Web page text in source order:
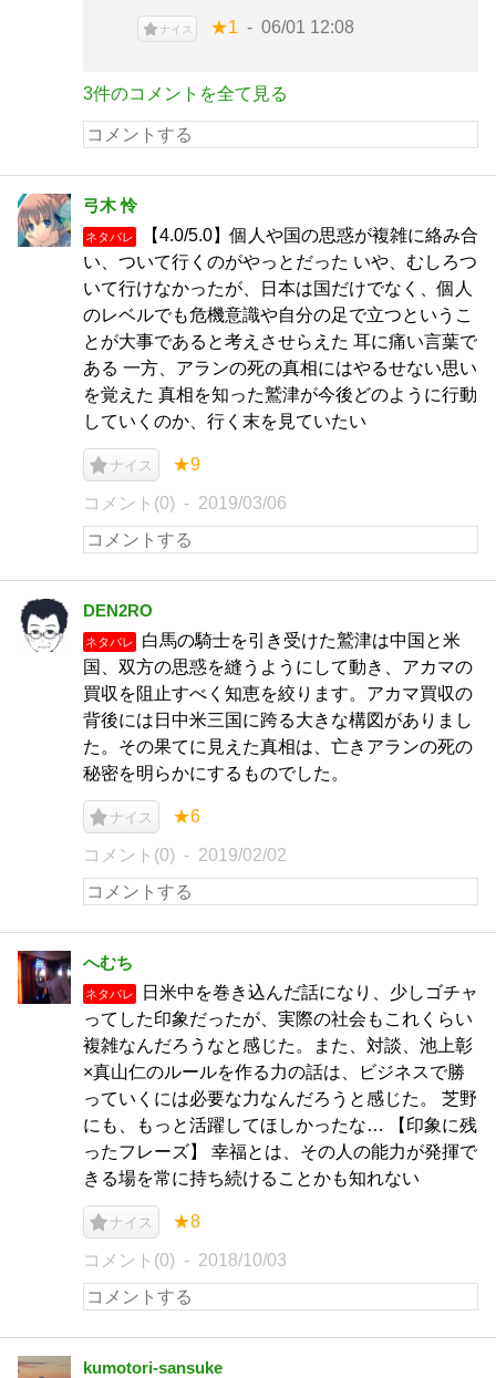
ナイス ★1 06/01 12:08
3件のコメントを全て見る
弓木 怜
ネタバレ
【4.0/5.0】個人や国の思惑が複雑に絡み合
い、ついて行くのがやっとだった いや、むしろつ
いて行けなかったが、日本は国だけでなく、個人
のレベルでも危機意識や自分の足で立つというこ
とが大事であると考えさせらえた 耳に痛い言葉で
ある 一方、アランの死の真相にはやるせない思い
を覚えた 真相を知った鷲津が今後どのように行動
していくのか、行く末を見ていたい
ナイス ★9
コメント(0) 2019/03/06
DEN2RO
ネタバレ
白馬の騎士を引き受けた鷲津は中国と米
国、双方の思惑を縫うようにして動き、アカマの
買収を阻止すべく知恵を絞ります。アカマ買収の
背後には日中米三国に跨る大きな構図がありまし
た。その果てに見えた真相は、亡きアランの死の
秘密を明らかにするものでした。
ナイス ★6
コメント(0) 2019/02/02
へむち
ネタバレ
日米中を巻き込んだ話になり、少しゴチャ
ってした印象だったが、実際の社会もこれくらい
複雑なんだろうなと感じた。また、対談、池上彰
×真山仁のルールを作る力の話は、ビジネスで勝
っていくには必要な力なんだろうと感じた。 芝野
にも、もっと活躍してほしかったな… 【印象に残
ったフレーズ】 幸福とは、その人の能力が発揮で
きる場を常に持ち続けることかも知れない
ナイス ★8
コメント(0) 2018/10/03
kumotori-sansuke